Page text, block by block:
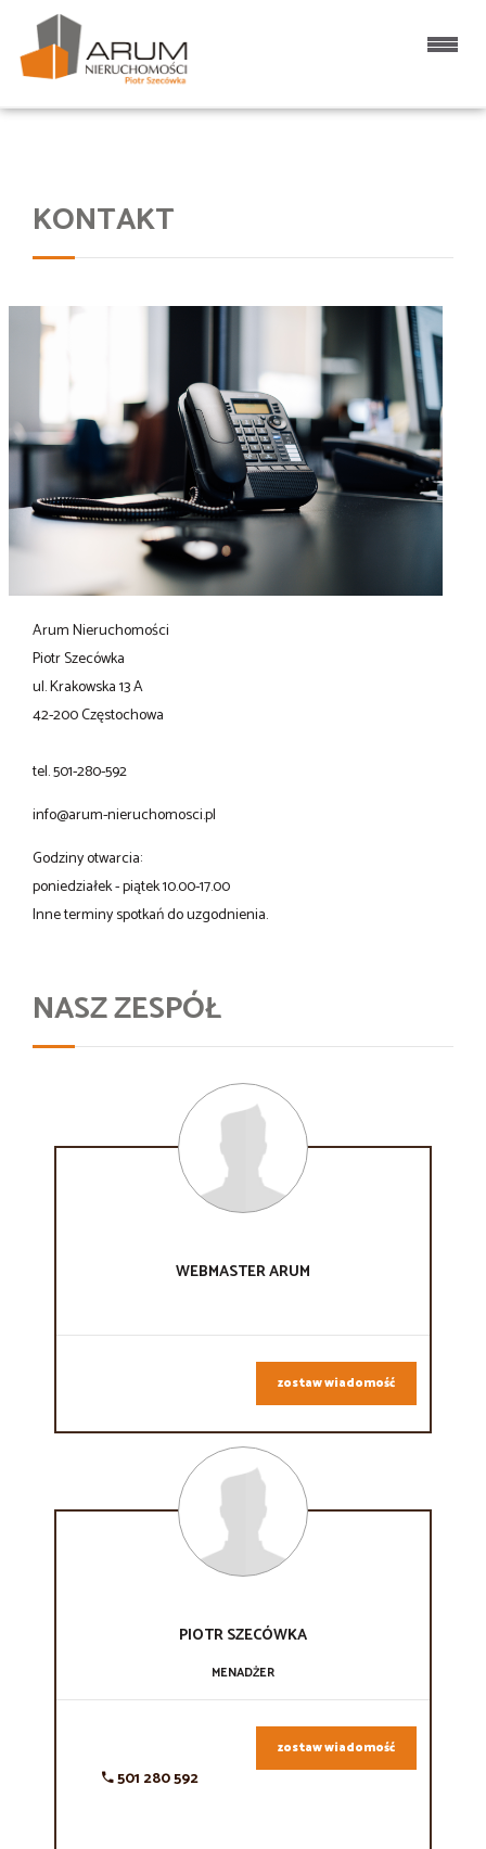
Strona główna
KONTAKT
Arum Nieruchomości
Piotr Szecówka
ul. Krakowska 13 A
42-200 Częstochowa
tel. 501-280-592
info@arum-nieruchomosci.pl
Godziny otwarcia:
poniedziałek - piątek 10.00-17.00
Inne terminy spotkań do uzgodnienia.
NASZ ZESPÓŁ
WEBMASTERARUM
zostaw wiadomość
PIOTRSZECÓWKA
MENADŻER
501 280 592
zostaw wiadomość